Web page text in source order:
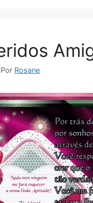
Por Rosane